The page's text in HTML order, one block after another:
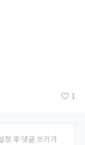
1
정 후 댓글 쓰기가